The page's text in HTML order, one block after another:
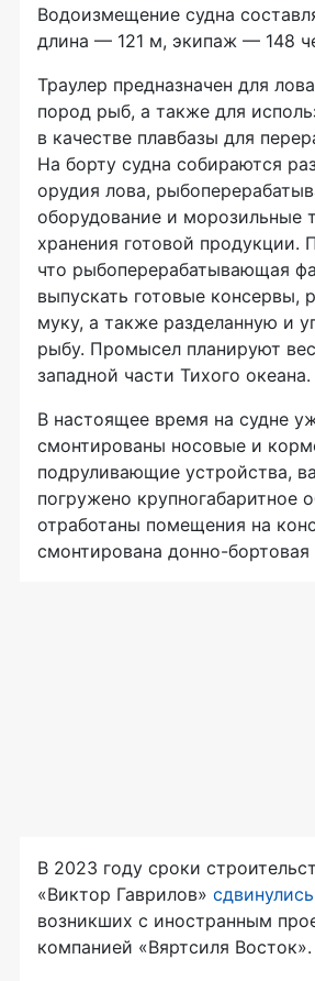
Водоизмещение судна
длина — 121 м, экипаж — 148
Траулер предназначен для
пород рыб, а также для
в качестве плавбазы для
На борту судна собираются
орудия лова,
оборудование и морозильные
хранения готовой продукции.
что рыбоперерабатывающая
выпускать готовые консервы,
муку, а также разделанную и
рыбу. Промысел планируют
западной части Тихого океана.
В настоящее время на судне
смонтированы носовые и
подруливающие устройства,
погружено крупногабаритное
отработаны помещения на
смонтирована донно-бортовая
В 2023 году сроки
«Виктор Гаврилов» сдвинулись
возникших с иностранным
компанией «Вяртсиля Восток».